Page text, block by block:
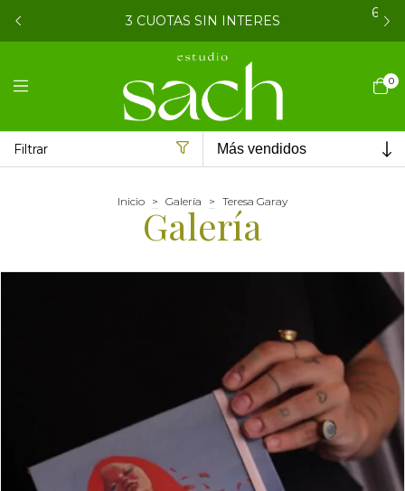
3 CUOTAS SIN INTERES 6
0
Filtrar
Inicio > Galería > Teresa Garay
Galería